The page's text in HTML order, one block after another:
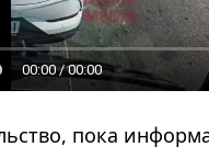
пока